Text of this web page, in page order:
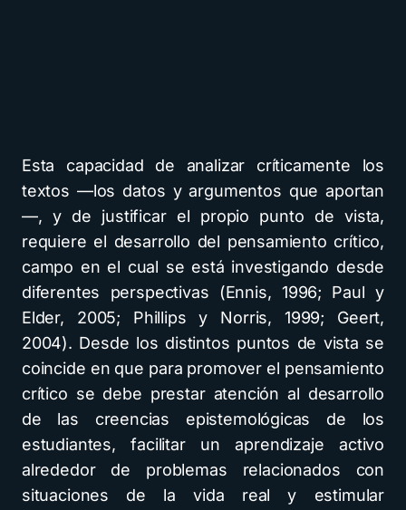
Esta capacidad de analizar críticamente los
textos —los datos y argumentos que aportan
—, y de justificar el propio punto de vista,
requiere el desarrollo del pensamiento crítico,
campo en el cual se está investigando desde
diferentes perspectivas (Ennis, 1996; Paul y
Elder, 2005; Phillips y Norris, 1999; Geert,
2004). Desde los distintos puntos de vista se
coincide en que para promover el pensamiento
crítico se debe prestar atención al desarrollo
de las creencias epistemológicas de los
estudiantes, facilitar un aprendizaje activo
alrededor de problemas relacionados con
situaciones de la vida real y estimular